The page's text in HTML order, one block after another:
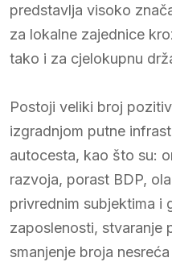
predstavlja visoko
za lokalne zajednice
tako i za cjelokupnu
Postoji veliki broj
izgradnjom putne
autocesta, kao što su:
razvoja, porast BDP,
privrednim subjektima i
zaposlenosti, stvaranje
smanjenje broja